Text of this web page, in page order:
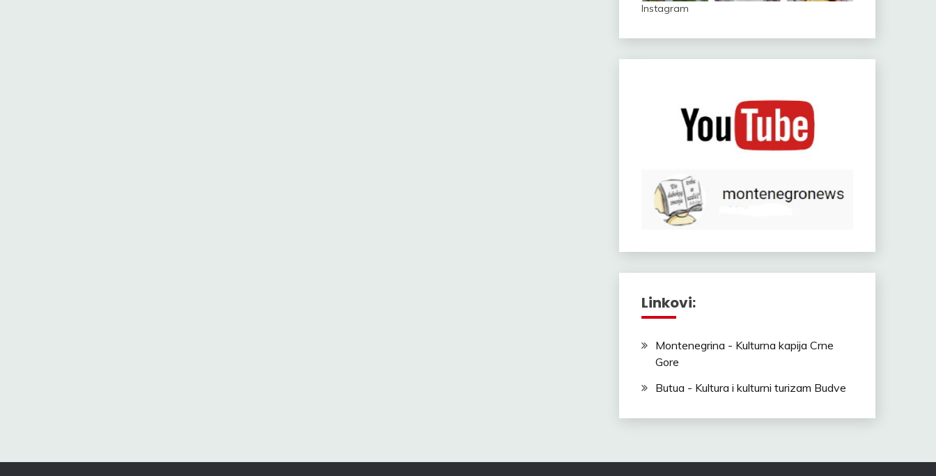
Instagram
Linkovi:
Montenegrina - Kulturna kapija Crne
Gore
Butua - Kultura i kulturni turizam Budve